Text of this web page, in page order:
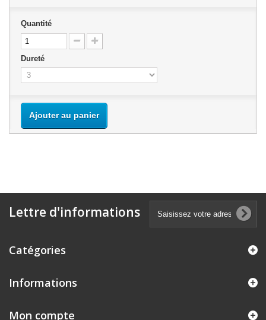
Quantité
Dureté
Ajouter au panier
Lettre d'informations
Catégories
Informations
Mon compte